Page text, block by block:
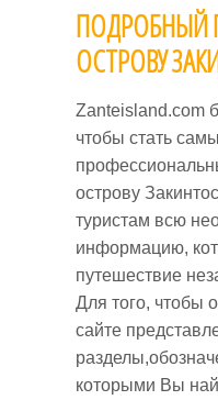
6 - Бочали
7 - Синие
8 - Ночная
9 - Геракаса
10 - Камбион
Кемпинг
Магазины и
Бары
Прокат
мотоциклов
Карта
Черепахи
Острова
Закинтос
Аликес
Аргаси
Каламаки
Лимни Кери
Лаганас
Циливи
КУЛЬТУРА
История
Музеи
Церкви и
Памятники
МАРШРУТЫ
Навагио и
Южный
Марафониси
Вассиликос
Голубые
ПОДРОБНЫЙ
ОСТРОВУ
Zanteisland.com
чтобы стать
острову
туристам всю
информацию,
путешествие
Для того, чтобы
сайте
которыми Вы